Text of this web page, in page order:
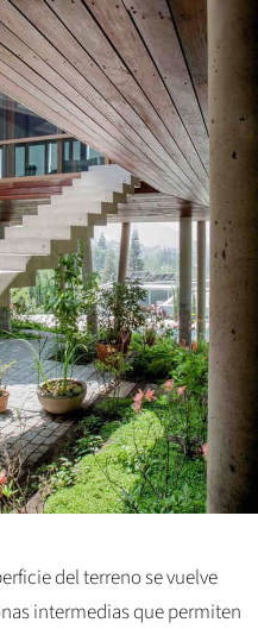
del terreno se vuelve
intermedias que permiten